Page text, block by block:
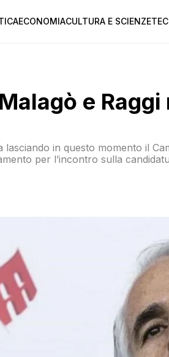
ECONOMIACULTURA E SCIENZE
e Raggi
lasciando in questo momento il
per l’incontro sulla